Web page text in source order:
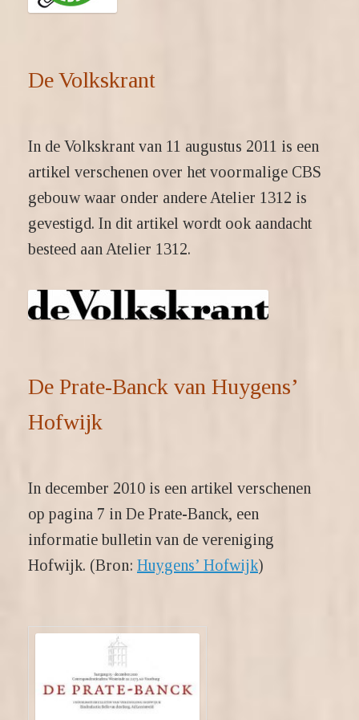
De Volkskrant
In de Volkskrant van 11 augustus 2011 is een
artikel verschenen over het voormalige CBS
gebouw waar onder andere Atelier 1312 is
gevestigd. In dit artikel wordt ook aandacht
besteed aan Atelier 1312.
De Prate-Banck van Huygens’
Hofwijk
In december 2010 is een artikel verschenen
op pagina 7 in De Prate-Banck, een
informatie bulletin van de vereniging
Hofwijk. (Bron: Huygens’ Hofwijk)